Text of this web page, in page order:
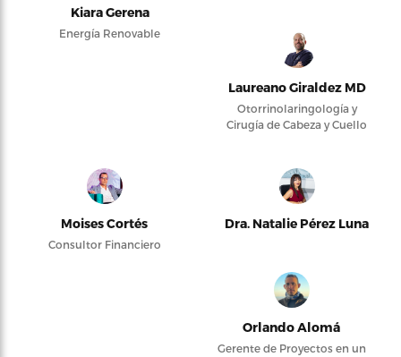
Kiara Gerena
Energía Renovable
Laureano Giraldez MD
Otorrinolaringología y
Cirugía de Cabeza y Cuello
Moises Cortés
Consultor Financiero
Dra. Natalie Pérez Luna
Orlando Alomá
Gerente de Proyectos en un